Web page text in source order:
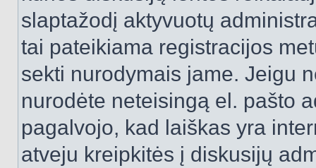
slaptažodį aktyvuotų
tai pateikiama registracijos
sekti nurodymais jame. Jeigu
nurodėte neteisingą el. pašto
pagalvojo, kad laiškas yra
atveju kreipkitės į diskusijų